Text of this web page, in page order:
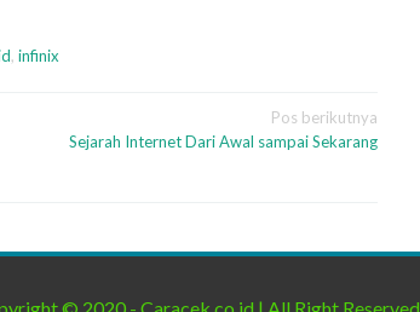
, infinix
Pos berikutnya
Sejarah Internet Dari Awal sampai Sekarang